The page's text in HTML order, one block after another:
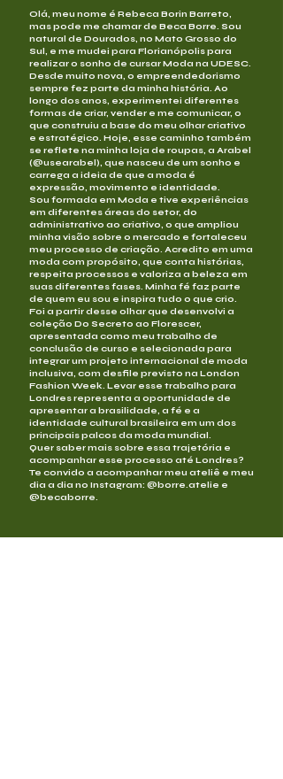
Olá, meu nome é Rebeca Borin Barreto,
mas pode me chamar de Beca Borre. Sou
natural de Dourados, no Mato Grosso do
Sul, e me mudei para Florianópolis para
realizar o sonho de cursar Moda na UDESC.
Desde muito nova, o empreendedorismo
sempre fez parte da minha história. Ao
longo dos anos, experimentei diferentes
formas de criar, vender e me comunicar, o
que construiu a base do meu olhar criativo
e estratégico. Hoje, esse caminho também
se reflete na minha loja de roupas, a Arabel
(@usearabel), que nasceu de um sonho e
carrega a ideia de que a moda é
expressão, movimento e identidade.
Sou formada em Moda e tive experiências
em diferentes áreas do setor, do
administrativo ao criativo, o que ampliou
minha visão sobre o mercado e fortaleceu
meu processo de criação. Acredito em uma
moda com propósito, que conta histórias,
respeita processos e valoriza a beleza em
suas diferentes fases. Minha fé faz parte
de quem eu sou e inspira tudo o que crio.
Foi a partir desse olhar que desenvolvi a
coleção Do Secreto ao Florescer,
apresentada como meu trabalho de
conclusão de curso e selecionada para
integrar um projeto internacional de moda
inclusiva, com desfile previsto na London
Fashion Week. Levar esse trabalho para
Londres representa a oportunidade de
apresentar a brasilidade, a fé e a
identidade cultural brasileira em um dos
principais palcos da moda mundial.
Quer saber mais sobre essa trajetória e
acompanhar esse processo até Londres?
Te convido a acompanhar meu ateliê e meu
dia a dia no Instagram: @borre.atelie e
@becaborre.